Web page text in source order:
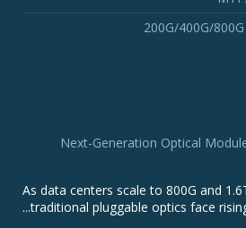
Next-Generation Optical
As data centers scale to 800G and
traditional pluggable optics face rising